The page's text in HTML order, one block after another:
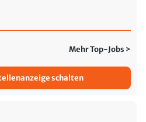
Mehr Top-Jobs >
schalten